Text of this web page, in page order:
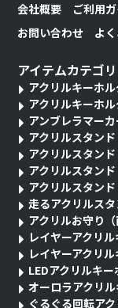
会社概要 ご利用
お問い合わせ
よ
アイテムカテゴリ
アクリルキーホル
アクリルキーホル
アンブレラマーカ
アクリルスタン
アクリルスタン
アクリルスタン
アクリルスタン
走るアクリルス
アクリルお守り（
レイヤーアクリ
レイヤーアクリ
LEDアクリルキー
オーロラアクリ
ぐるぐる回転ア